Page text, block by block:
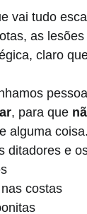
vai tudo
as
claro
, para que
alguma
ditadores e
costas